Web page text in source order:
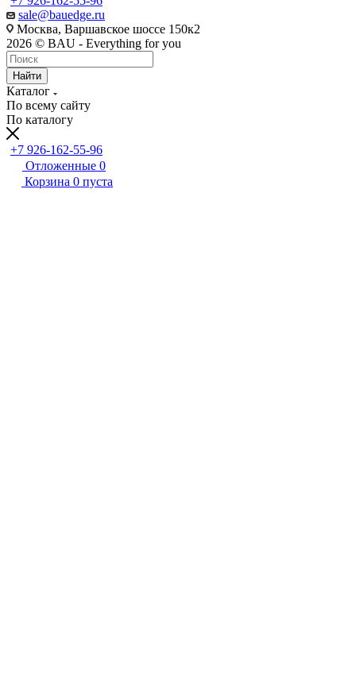
sale@bauedge.ru
Москва, Варшавское шоссе 150к2
2026 © BAU - Everything for you
Найти
Каталог
По всему сайту
По каталогу
+7 926-162-55-96
Отложенные 0
Корзина 0 пуста